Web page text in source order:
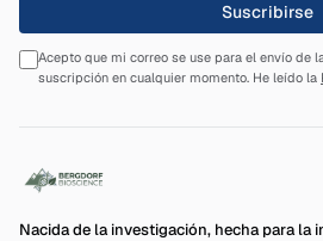
Suscribirse
Acepto que mi correo se use para el envío de
suscripción en cualquier momento. He leído la
Nacida de la investigación, hecha para la